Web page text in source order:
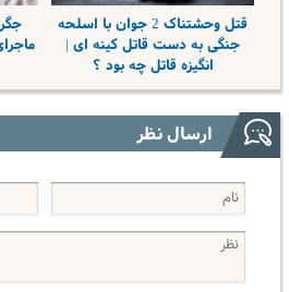
قتل وحشتناک 2 جوان با اسلحه
جنگی به دست قاتل کینه ای |
انگیزه قاتل چه بود ؟
ارسال نظر